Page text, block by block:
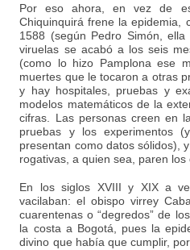
Por eso ahora, en vez de
Chiquinquirá frene la epidemia,
1588 (según Pedro Simón,
viruelas se acabó a los seis
(como lo hizo Pamplona ese
muertes que le tocaron a otras
y hay hospitales, pruebas y
modelos matemáticos de la
cifras. Las personas creen en
pruebas y los experimentos
presentan como datos sólidos),
rogativas, a quien sea, paren los
En los siglos XVIII y XIX a
vacilaban: el obispo virrey
cuarentenas o “degredos” de
la costa a Bogotá, pues la
divino que había que cumplir,